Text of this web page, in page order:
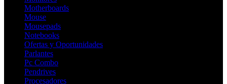
Motherboards
Mouse
Mousepads
Notebooks
Ofertas y Oportunidades
Parlantes
Pc Combo
Pendrives
Procesadores